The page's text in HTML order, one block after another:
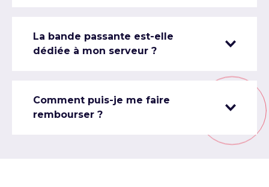
La bande passante est-elle
dédiée à mon serveur ?
Comment puis-je me faire
rembourser ?